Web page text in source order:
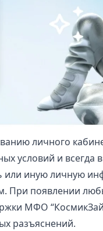
личного
условий и всегда
или иную личную
При появлении
МФО
разъяснений.